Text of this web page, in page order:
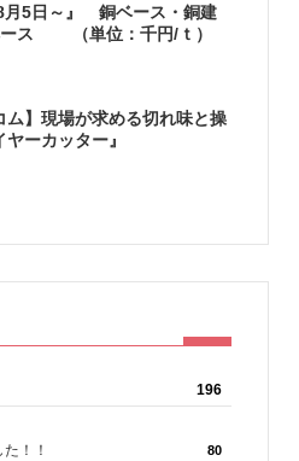
8月5日～』 銅ベース・銅建
ース （単位：千円/ｔ）
ム】現場が求める切れ味と操
ーカッター』
196
！！ 80